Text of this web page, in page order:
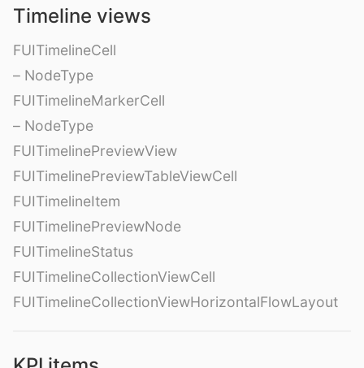
Timeline views
FUITimelineCell
– NodeType
FUITimelineMarkerCell
– NodeType
FUITimelinePreviewView
FUITimelinePreviewTableViewCell
FUITimelineItem
FUITimelinePreviewNode
FUITimelineStatus
FUITimelineCollectionViewCell
FUITimelineCollectionViewHorizontalFlowLayout